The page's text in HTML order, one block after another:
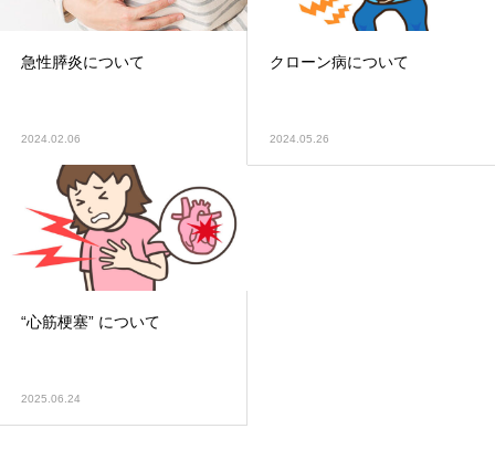
急性膵炎について
2024.02.06
クローン病について
2024.05.26
“心筋梗塞” について
2025.06.24